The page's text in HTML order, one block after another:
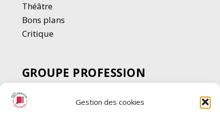
Gestion des cookies
Théâtre
Bons plans
Critique
GROUPE PROFESSION
SPECTACLE
Chèque Intermittents